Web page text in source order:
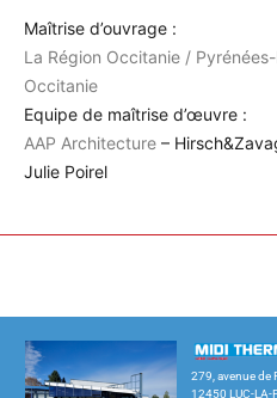
Maîtrise d’ouvrage :
La Région Occitanie /
Occitanie
Equipe de maîtrise d’œuvre :
AAP Architecture –
Julie Poirel
279, avenue de
12450 LUC-LA-